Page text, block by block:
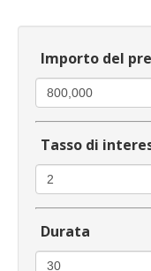
Importo del
Tasso di
Durata